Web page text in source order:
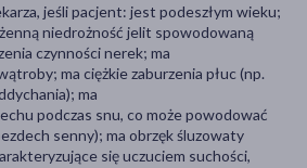
jeśli pacjent: jest podeszłym wieku;
niedrożność jelit spowodowaną
czynności nerek; ma
ma ciężkie zaburzenia płuc (np.
ma
podczas snu, co może powodować
senny); ma obrzęk śluzowaty
się uczuciem suchości,